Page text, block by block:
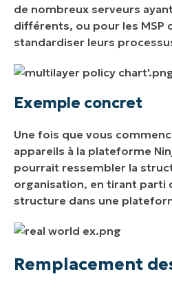
de nombreux serveurs
différents, ou pour les MSP
standardiser leurs
Exemple concret
Une fois que vous
appareils à la plateforme
pourrait ressembler la
organisation, en tirant parti
structure dans une
Remplacement